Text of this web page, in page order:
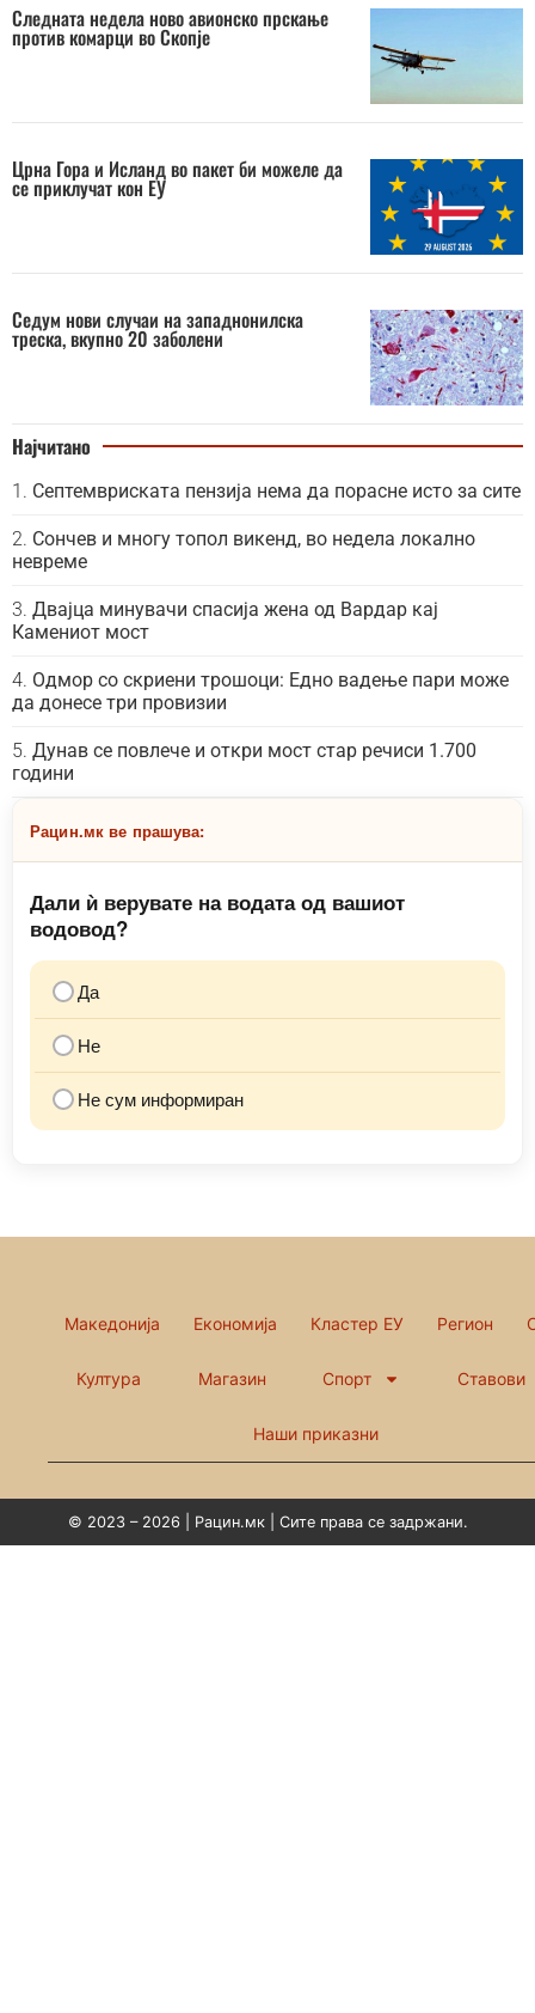
Следната недела ново авионско прскање
против комарци во Скопје
Црна Гора и Исланд во пакет би можеле да
се приклучат кон ЕУ
Седум нови случаи на западнонилска
треска, вкупно 20 заболени
Најчитано
Септемвриската пензија нема да порасне исто за сите
Сончев и многу топол викенд, во недела локално
невреме
Двајца минувачи спасија жена од Вардар кај
Камениот мост
Одмор со скриени трошоци: Едно вадење пари може
да донесе три провизии
Дунав се повлече и откри мост стар речиси 1.700
години
Рацин.мк ве прашува:
Дали ѝ верувате на водата од вашиот
водовод?
Да
Не
Не сум информиран
Македонија Економија Кластер ЕУ Регион
Култура Магазин Спорт Ставови
Наши приказни
© 2023 – 2026 | Рацин.мк | Сите права се задржани.